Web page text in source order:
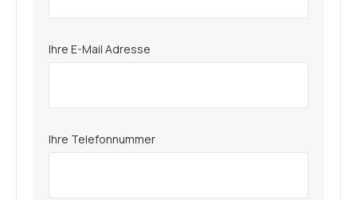
Ihre E-Mail Adresse
Ihre Telefonnummer